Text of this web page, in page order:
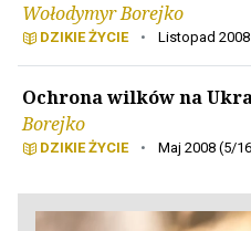
Wołodymyr Borejko
DZIKIE ŻYCIE • Listopad
Ochrona wilków na
Borejko
DZIKIE ŻYCIE • Maj 2008 (5/